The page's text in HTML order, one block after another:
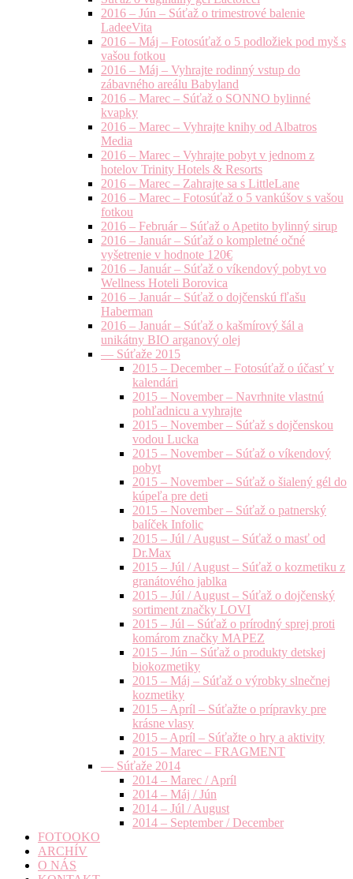
2016 – Jún – Súťaž o trimestrové balenie
LadeeVita
2016 – Máj – Fotosúťaž o 5 podložiek pod myš s
vašou fotkou
2016 – Máj – Vyhrajte rodinný vstup do
zábavného areálu Babyland
2016 – Marec – Súťaž o SONNO bylinné
kvapky
2016 – Marec – Vyhrajte knihy od Albatros
Media
2016 – Marec – Vyhrajte pobyt v jednom z
hotelov Trinity Hotels & Resorts
2016 – Marec – Zahrajte sa s LittleLane
2016 – Marec – Fotosúťaž o 5 vankúšov s vašou
fotkou
2016 – Február – Súťaž o Apetito bylinný sirup
2016 – Január – Súťaž o kompletné očné
vyšetrenie v hodnote 120€
2016 – Január – Súťaž o víkendový pobyt vo
Wellness Hoteli Borovica
2016 – Január – Súťaž o dojčenskú fľašu
Haberman
2016 – Január – Súťaž o kašmírový šál a
unikátny BIO arganový olej
— Súťaže 2015
2015 – December – Fotosúťaž o účasť v
kalendári
2015 – November – Navrhnite vlastnú
pohľadnicu a vyhrajte
2015 – November – Súťaž s dojčenskou
vodou Lucka
2015 – November – Súťaž o víkendový
pobyt
2015 – November – Súťaž o šialený gél do
kúpeľa pre deti
2015 – November – Súťaž o patnerský
balíček Infolic
2015 – Júl / August – Súťaž o masť od
Dr.Max
2015 – Júl / August – Súťaž o kozmetiku z
granátového jablka
2015 – Júl / August – Súťaž o dojčenský
sortiment značky LOVI
2015 – Júl – Súťaž o prírodný sprej proti
komárom značky MAPEZ
2015 – Jún – Súťaž o produkty detskej
biokozmetiky
2015 – Máj – Súťaž o výrobky slnečnej
kozmetiky
2015 – Apríl – Súťažte o prípravky pre
krásne vlasy
2015 – Apríl – Súťažte o hry a aktivity
2015 – Marec – FRAGMENT
— Súťaže 2014
2014 – Marec / Apríl
2014 – Máj / Jún
2014 – Júl / August
2014 – September / December
FOTOOKO
ARCHÍV
O NÁS